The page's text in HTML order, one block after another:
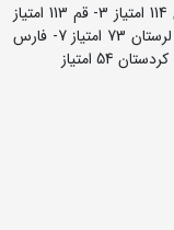
رده بندی تیمی: 1- خوزستان 221 امتیاز 2- مازندران 114 امتیاز 3- قم 113 امتیاز
4- خراسان رضوی 105 امتیاز 5- تهران 78 امتیاز 6- لرستان 73 امتیاز 7- فارس